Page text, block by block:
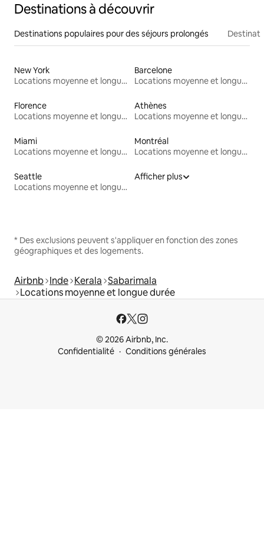
Destinations à découvrir
Destinations populaires pour des séjours prolongés
New York
Locations moyenne et longue durée
Barcelone
Locations moyenne et longue durée
Florence
Locations moyenne et longue durée
Athènes
Locations moyenne et longue durée
Miami
Locations moyenne et longue durée
Montréal
Locations moyenne et longue durée
Seattle
Locations moyenne et longue durée
Afficher plus
* Des exclusions peuvent s'appliquer en fonction des zones
géographiques et des logements.
Airbnb Inde Kerala Sabarimala
Locations moyenne et longue durée
© 2026 Airbnb, Inc.
Confidentialité
Conditions générales